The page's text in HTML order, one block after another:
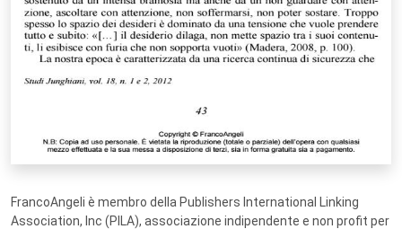
FrancoAngeli è membro della Publishers International Linking
Association, Inc (PILA), associazione indipendente e non profit per